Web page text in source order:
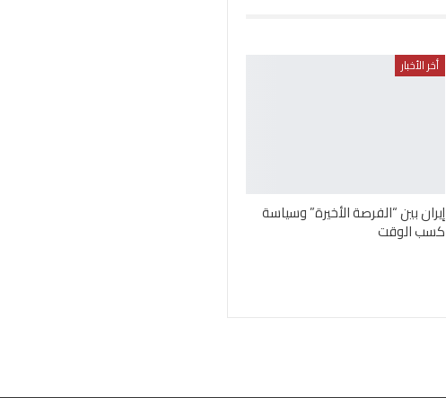
أخر الأخبار
إيران بين “الفرصة الأخيرة” وسياسة
كسب الوقت